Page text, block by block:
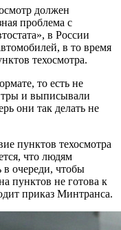
должен
проблема с
в России
в то время
техосмотра.
то есть не
и выписывали
они так делать не
пунктов техосмотра
что людям
в очереди, чтобы
пунктов не готова к
приказ Минтранса.